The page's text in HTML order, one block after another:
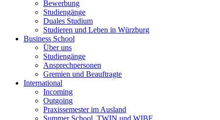
Bewerbung
Studiengänge
Duales Studium
Studieren und Leben in Würzburg
Business School
Über uns
Studiengänge
Ansprechpersonen
Gremien und Beauftragte
International
Incoming
Outgoing
Praxissemester im Ausland
Summer School, TWIN und WIBF